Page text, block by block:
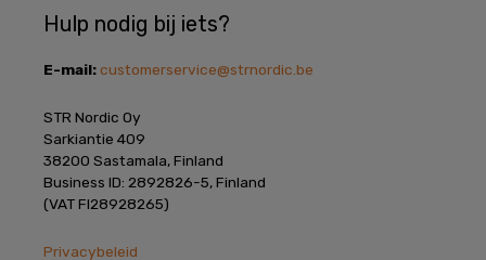
Hulp nodig bij iets?
E-mail:customerservice@strnordic.be
STR Nordic Oy
Sarkiantie 409
38200 Sastamala, Finland
Business ID: 2892826-5, Finland
(VAT FI28928265)
Privacybeleid